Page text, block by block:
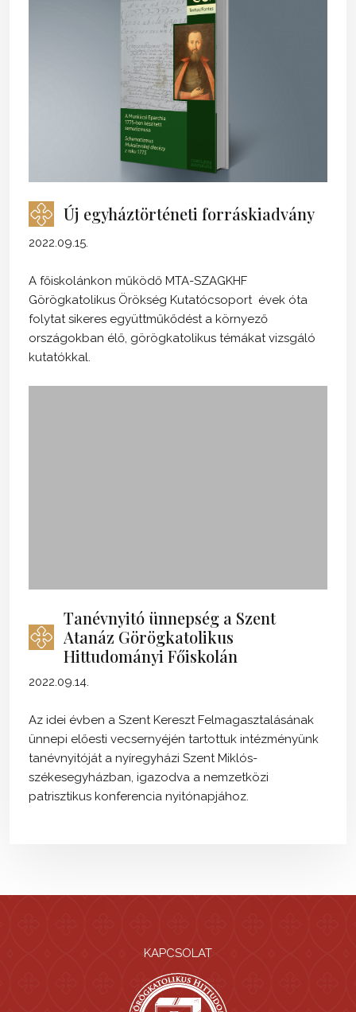
Új egyháztörténeti forráskiadvány
2022.09.15.
A főiskolánkon működő MTA-SZAGKHF
Görögkatolikus Örökség Kutatócsoport évek óta
folytat sikeres együttműkődést a környező
országokban élő, görögkatolikus témákat vizsgáló
kutatókkal.
Tanévnyitó ünnepség a Szent
Atanáz Görögkatolikus
Hittudományi Főiskolán
2022.09.14.
Az idei évben a Szent Kereszt Felmagasztalásának
ünnepi előesti vecsernyéjén tartottuk intézményünk
tanévnyitóját a nyíregyházi Szent Miklós-
székesegyházban, igazodva a nemzetközi
patrisztikus konferencia nyitónapjához.
KAPCSOLAT